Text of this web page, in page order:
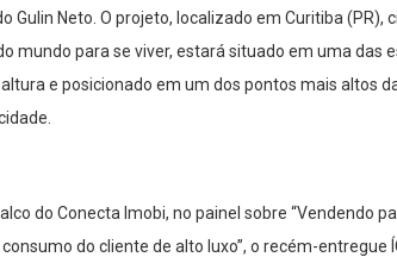
Gulin Neto. O projeto, localizado em Curitiba
mundo para se viver, estará situado em uma das
e posicionado em um dos pontos mais altos
do Conecta Imobi, no painel sobre “Vendendo
do cliente de alto luxo”, o recém-entregue